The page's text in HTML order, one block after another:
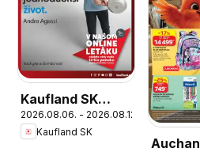
Kaufland SK
Nonfood akciós
újság
2026.08.06. - 2026.08.12.
Kaufland SK
Auchan